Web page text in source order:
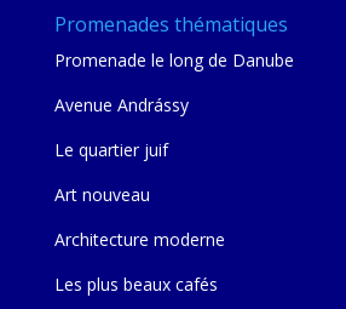
Promenades thématiques
Promenade le long de Danube
Avenue Andrássy
Le quartier juif
Art nouveau
Architecture moderne
Les plus beaux cafés